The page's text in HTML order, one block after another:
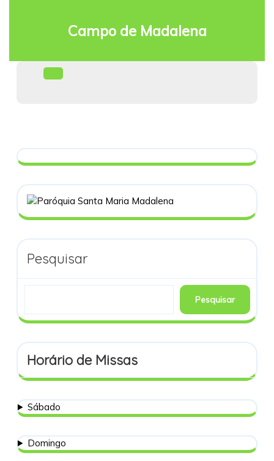
Campo de Madalena
Pesquisar
Pesquisar
Horário de Missas
Sábado
Domingo